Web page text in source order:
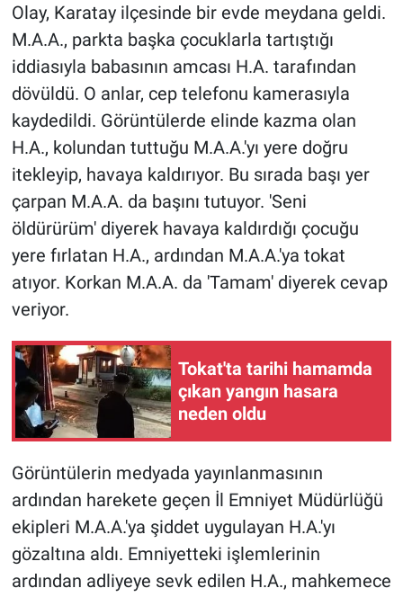
Olay, Karatay ilçesinde bir evde meydana geldi.
M.A.A., parkta başka çocuklarla tartıştığı
iddiasıyla babasının amcası H.A. tarafından
dövüldü. O anlar, cep telefonu kamerasıyla
kaydedildi. Görüntülerde elinde kazma olan
H.A., kolundan tuttuğu M.A.A.'yı yere doğru
itekleyip, havaya kaldırıyor. Bu sırada başı yer
çarpan M.A.A. da başını tutuyor. 'Seni
öldürürüm' diyerek havaya kaldırdığı çocuğu
yere fırlatan H.A., ardından M.A.A.'ya tokat
atıyor. Korkan M.A.A. da 'Tamam' diyerek cevap
veriyor.
Tokat'ta tarihi hamamda
çıkan yangın hasara
neden oldu
Görüntülerin medyada yayınlanmasının
ardından harekete geçen İl Emniyet Müdürlüğü
ekipleri M.A.A.'ya şiddet uygulayan H.A.'yı
gözaltına aldı. Emniyetteki işlemlerinin
ardından adliyeye sevk edilen H.A., mahkemece